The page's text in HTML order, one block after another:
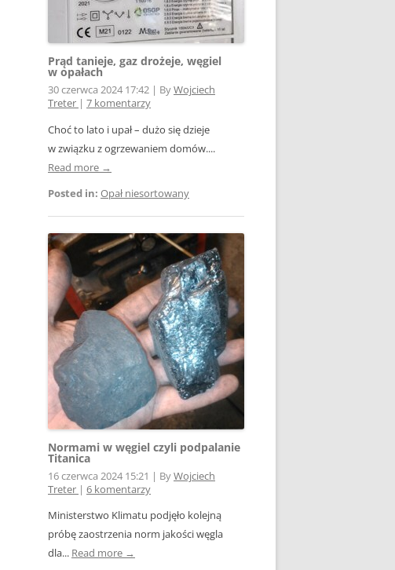
Prąd tanieje, gaz drożeje, węgiel
w opałach
30 czerwca 2024 17:42 | ByWojciech
Treter | 7 komentarzy
Choć to lato i upał – dużo się dzieje
w związku z ogrzewaniem domów....
Read more →
Posted in: Opał niesortowany
Normami w węgiel czyli podpalanie
Titanica
16 czerwca 2024 15:21 | ByWojciech
Treter | 6 komentarzy
Ministerstwo Klimatu podjęło kolejną
próbę zaostrzenia norm jakości węgla
dla... Read more →